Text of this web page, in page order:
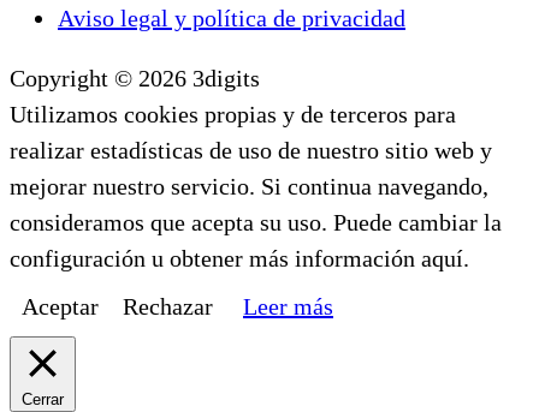
Aviso legal y política de privacidad
Copyright © 2026 3digits
Utilizamos cookies propias y de terceros para
realizar estadísticas de uso de nuestro sitio web y
mejorar nuestro servicio. Si continua navegando,
consideramos que acepta su uso. Puede cambiar la
configuración u obtener más información aquí.
Aceptar
Rechazar Leer más
Cerrar